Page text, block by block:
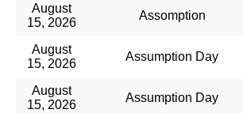
August
15, 2026
Assomption
August
15, 2026
Assumption Day
August
15, 2026
Assumption Day